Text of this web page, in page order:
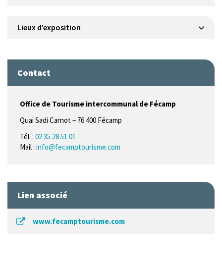
Lieux d’exposition
Contact
Office de Tourisme intercommunal de Fécamp
Quai Sadi Carnot – 76 400 Fécamp
Tél. : 02 35 28 51 01
Mail : info@fecamptourisme.com
Lien associé
www.fecamptourisme.com